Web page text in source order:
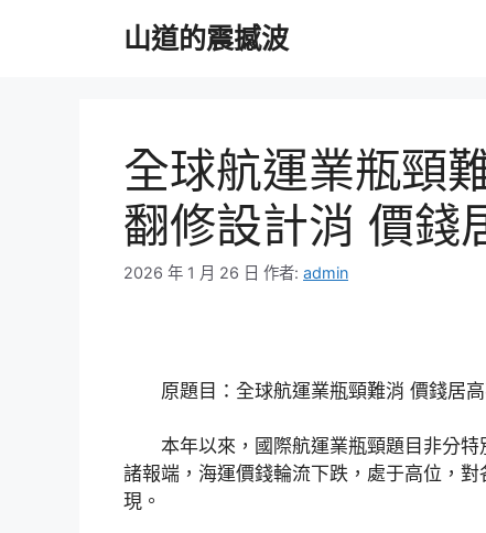
山道的震撼波
全球航運業瓶頸
翻修設計消 價錢
2026 年 1 月 26 日 作者: admin
原題目：全球航運業瓶頸難消 價錢居高
本年以來，國際航運業瓶頸題目非分特
諸報端，海運價錢輪流下跌，處于高位，
現。